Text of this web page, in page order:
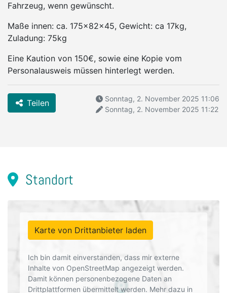
Fahrzeug, wenn gewünscht.
Maße innen: ca. 175x82x45, Gewicht: ca 17kg,
Zuladung: 75kg
Eine Kaution von 150€, sowie eine Kopie vom
Personalausweis müssen hinterlegt werden.
Teilen
Sonntag, 2. November 2025 11:06
Sonntag, 2. November 2025 11:22
Standort
Karte von Drittanbieter laden
Ich bin damit einverstanden, dass mir externe
Inhalte von OpenStreetMap angezeigt werden.
Damit können personenbezogene Daten an
Drittplattformen übermittelt werden. Mehr dazu in